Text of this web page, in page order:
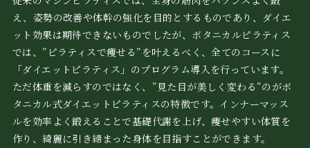
え、姿勢の改善や体幹の強化を目的とするものであり、ダイエ
ット効果は期待できないものでしたが、ボタニカルピラティス
では、”ピラティスで痩せる”を叶えるべく、全てのコースに
「ダイエットピラティス」のプログラム導入を行っています。
ただ体重を減らすのではなく、”見た目が美しく変わる”のがボ
タニカル式ダイエットピラティスの特徴です。インナーマッス
ルを効率よく鍛えることで基礎代謝を上げ、痩せやすい体質を
作り、綺麗に引き締まった身体を目指すことができます。